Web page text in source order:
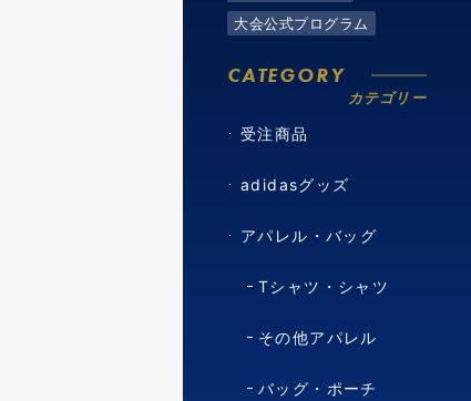
大会公式プログラム
CATEGORY
カテゴリー
受注商品
adidasグッズ
アパレル・バッグ
Tシャツ・シャツ
その他アパレル
バッグ・ポーチ